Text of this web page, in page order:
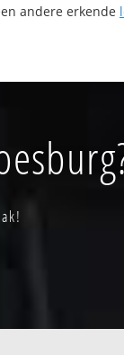
andere erkende